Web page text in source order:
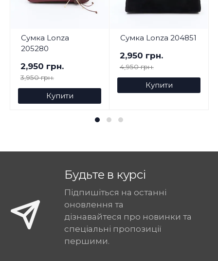
Сумка Lonza
205280
2,950 грн.
3,950 грн.
Купити
Сумка Lonza 204851
2,950 грн.
4,950 грн.
Купити
Будьте в курсі
Підпишіться на останні
оновлення та
дізнавайтеся про новинки та
спеціальні пропозиції
першими.